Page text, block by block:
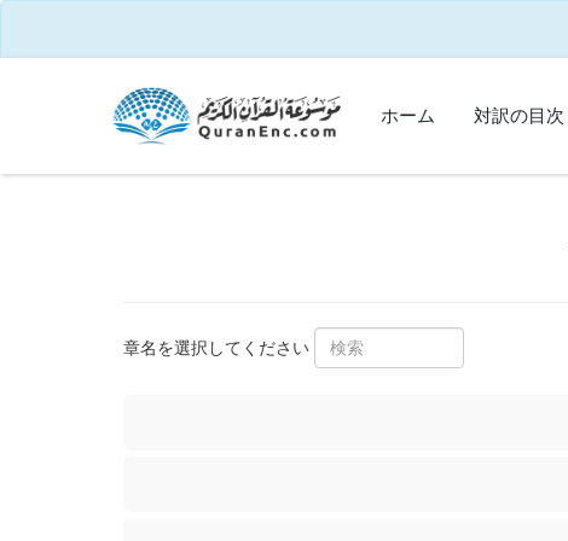
ホーム 対訳の目次
章名を選択してください